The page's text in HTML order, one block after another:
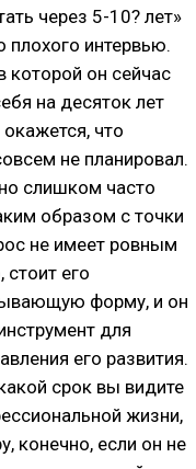
через 5-10? лет»
интервью.
которой он сейчас
на десяток лет
что
не планировал.
слишком часто
образом с точки
не имеет ровным
его
форму, и он
для
его развития.
срок вы видите
жизни,
конечно, если он не